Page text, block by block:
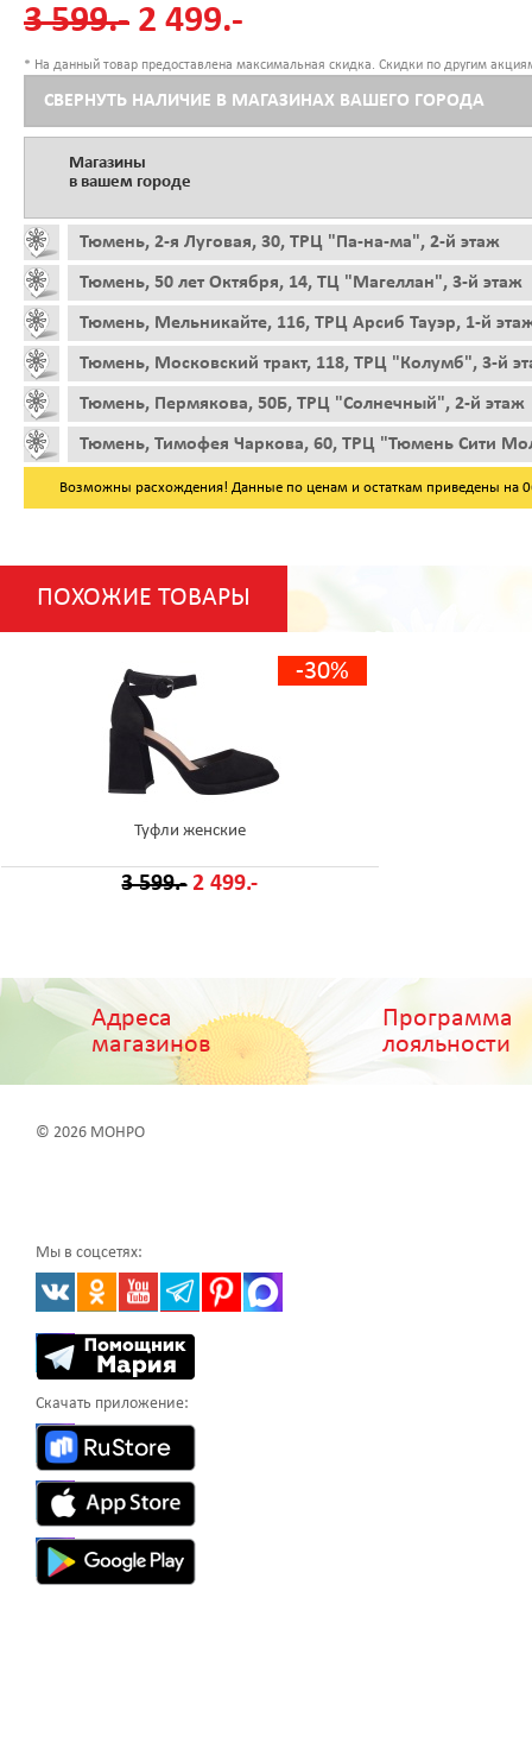
3 599.- 2 499.-
* На данный товар предоставлена максимальная скидка. Скидки по другим
СВЕРНУТЬ НАЛИЧИЕ В МАГАЗИНАХ ВАШЕГО ГОРОДА
Магазины
в вашем городе
Тюмень, 2-я Луговая, 30, ТРЦ "Па-на-ма", 2-й этаж
Тюмень, 50 лет Октября, 14, ТЦ "Магеллан", 3-й этаж
Тюмень, Мельникайте, 116, ТРЦ Арсиб Тауэр, 1-й
Тюмень, Московский тракт, 118, ТРЦ "Колумб", 3-й
Тюмень, Пермякова, 50Б, ТРЦ "Солнечный", 2-й этаж
Тюмень, Тимофея Чаркова, 60, ТРЦ "Тюмень Сити
Возможны расхождения! Данные по ценам и остаткам приведены на
ПОХОЖИЕ ТОВАРЫ
-30%
Туфли женские
3 599.- 2 499.-
Адреса
магазинов
Программа
лояльности
© 2026 МОНРО
Мы в соцсетях:
Скачать приложение: